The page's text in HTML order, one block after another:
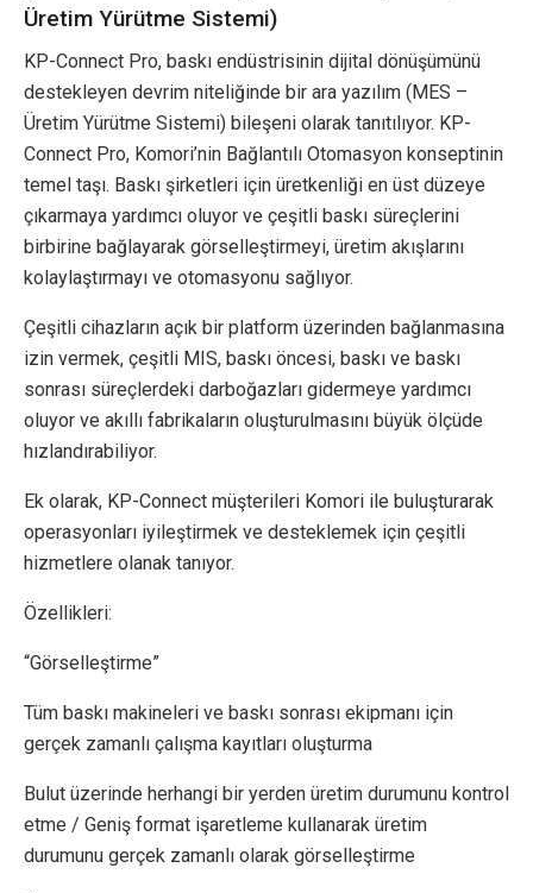
Üretim Yürütme Sistemi)
KP-Connect Pro, baskı endüstrisinin dijital dönüşümünü
destekleyen devrim niteliğinde bir ara yazılım (MES –
Üretim Yürütme Sistemi) bileşeni olarak tanıtılıyor. KP-
Connect Pro, Komori’nin Bağlantılı Otomasyon konseptinin
temel taşı. Baskı şirketleri için üretkenliği en üst düzeye
çıkarmaya yardımcı oluyor ve çeşitli baskı süreçlerini
birbirine bağlayarak görselleştirmeyi, üretim akışlarını
kolaylaştırmayı ve otomasyonu sağlıyor.
Çeşitli cihazların açık bir platform üzerinden bağlanmasına
izin vermek, çeşitli MIS, baskı öncesi, baskı ve baskı
sonrası süreçlerdeki darboğazları gidermeye yardımcı
oluyor ve akıllı fabrikaların oluşturulmasını büyük ölçüde
hızlandırabiliyor.
Ek olarak, KP-Connect müşterileri Komori ile buluşturarak
operasyonları iyileştirmek ve desteklemek için çeşitli
hizmetlere olanak tanıyor.
Özellikleri:
“Görselleştirme”
Tüm baskı makineleri ve baskı sonrası ekipmanı için
gerçek zamanlı çalışma kayıtları oluşturma
Bulut üzerinde herhangi bir yerden üretim durumunu kontrol
etme / Geniş format işaretleme kullanarak üretim
durumunu gerçek zamanlı olarak görselleştirme